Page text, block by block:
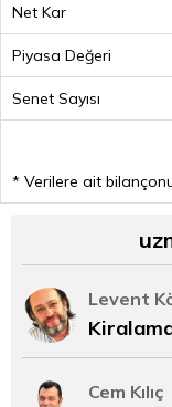
Net Kar
Piyasa Değeri
Senet Sayısı
* Verilere ait
Levent
Cem Kılıç